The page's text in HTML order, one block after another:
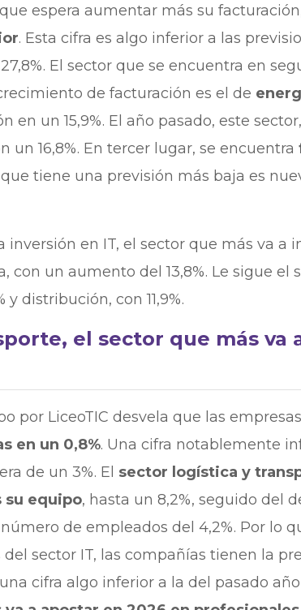
espera aumentar más su
. Esta cifra es algo inferior a las
El sector que se encuentra en
de facturación es el de
en un 15,9%. El año pasado, este
un 16,8%. En tercer lugar, se encuentra
que tiene una previsión más baja es
inversión en IT, el sector que más va a
con un aumento del 13,8%. Le sigue el
distribución, con 11,9%.
el sector que más va
por LiceoTIC desvela que las
en un 0,8%. Una cifra notablemente
de un 3%. El sector logística y
su equipo, hasta un 8,2%, seguido del
de empleados del 4,2%. Por lo
sector IT, las compañías tienen la
cifra algo inferior a la del pasado